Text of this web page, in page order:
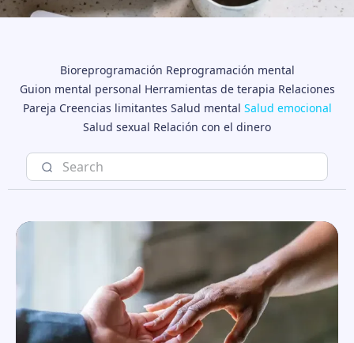
Bioreprogramación Reprogramación mental
Guion mental personal Herramientas de terapia Relaciones
Pareja Creencias limitantes Salud mental Salud emocional
Salud sexual Relación con el dinero